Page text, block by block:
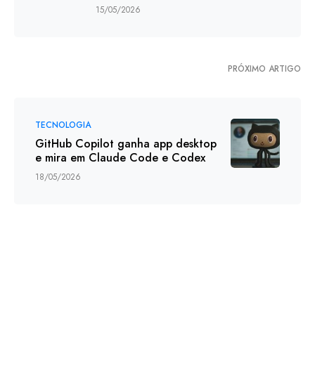
15/05/2026
PRÓXIMO ARTIGO
TECNOLOGIA
GitHub Copilot ganha app desktop
e mira em Claude Code e Codex
18/05/2026